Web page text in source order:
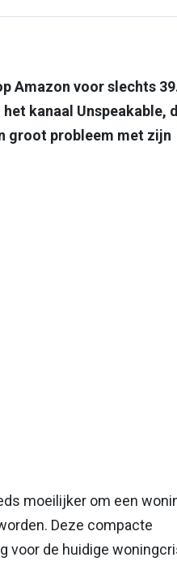
Amazon voor slechts
kanaal Unspeakable,
groot probleem met zijn
moeilijker om een
Deze compacte
voor de huidige